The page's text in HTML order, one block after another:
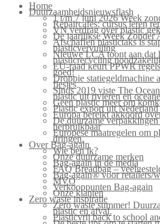
Home
Duurzaamheidsnieuwsflash
1 t/m 7 juni 2026 Week
Repaircafés: cursus leren
VN verdrag over plastic
De jaarlijkse Week Zonder
Afschaffen plastictaks is
plasticvervuiling
Nieuwe LCA toont aan dat
plasticrecycling
EU-raad keurt PPWR
goed!
Droppie statiegeldmachine
flesjes
Sinds 2019 viste The
plastic uit rivieren en
Geen plastic meer om
Plastic export uit Nederland
Europa bereikt akkoord
De duurzame
herbruikbaar
Europese maatregelen om
dringen.
Over Bag-again
Wie ben ik?
Onze duurzame merken
Bag-again in de media
FAQ Breadbag –
Bag-again® voor retailers/
MVO
Verkooppunten Bag-again
Onze klanten
Zero waste inspiratie
Zero waste summer!
plastic en afval.
Plasticvrij back to school